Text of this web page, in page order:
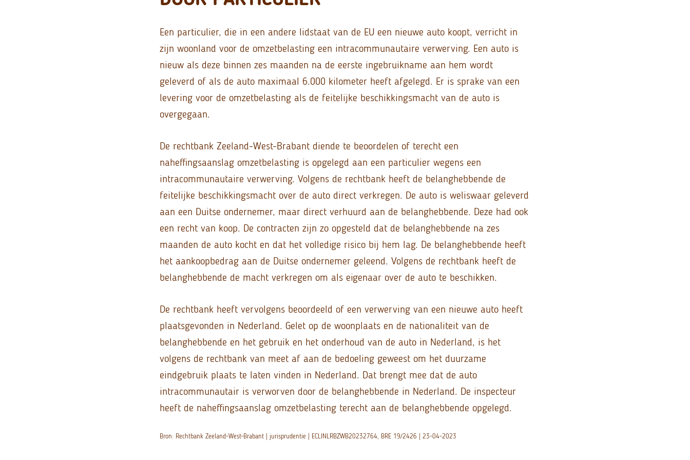
Een particulier, die in een andere lidstaat van de EU een nieuwe auto koopt, verricht in
zijn woonland voor de omzetbelasting een intracommunautaire verwerving. Een auto is
nieuw als deze binnen zes maanden na de eerste ingebruikname aan hem wordt
geleverd of als de auto maximaal 6.000 kilometer heeft afgelegd. Er is sprake van een
levering voor de omzetbelasting als de feitelijke beschikkingsmacht van de auto is
overgegaan.
De rechtbank Zeeland-West-Brabant diende te beoordelen of terecht een
naheffingsaanslag omzetbelasting is opgelegd aan een particulier wegens een
intracommunautaire verwerving. Volgens de rechtbank heeft de belanghebbende de
feitelijke beschikkingsmacht over de auto direct verkregen. De auto is weliswaar geleverd
aan een Duitse ondernemer, maar direct verhuurd aan de belanghebbende. Deze had ook
een recht van koop. De contracten zijn zo opgesteld dat de belanghebbende na zes
maanden de auto kocht en dat het volledige risico bij hem lag. De belanghebbende heeft
het aankoopbedrag aan de Duitse ondernemer geleend. Volgens de rechtbank heeft de
belanghebbende de macht verkregen om als eigenaar over de auto te beschikken.
De rechtbank heeft vervolgens beoordeeld of een verwerving van een nieuwe auto heeft
plaatsgevonden in Nederland. Gelet op de woonplaats en de nationaliteit van de
belanghebbende en het gebruik en het onderhoud van de auto in Nederland, is het
volgens de rechtbank van meet af aan de bedoeling geweest om het duurzame
eindgebruik plaats te laten vinden in Nederland. Dat brengt mee dat de auto
intracommunautair is verworven door de belanghebbende in Nederland. De inspecteur
heeft de naheffingsaanslag omzetbelasting terecht aan de belanghebbende opgelegd.
Bron: Rechtbank Zeeland-West-Brabant | jurisprudentie | ECLINLRBZWB20232764, BRE 19/2426 | 23-04-2023